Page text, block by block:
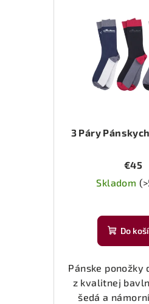
r
o
v
r
o
3 Páry
€45
Skladom
Do
Pánske ponožky
z kvalitnej
šedá a